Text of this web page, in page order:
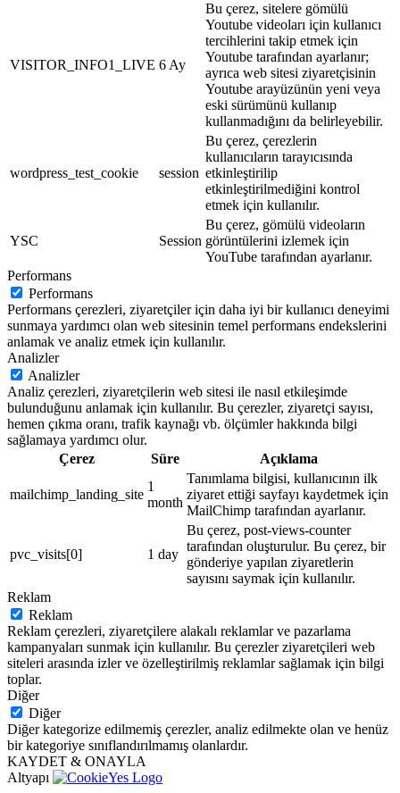
VISITOR_INFO1_LIVE 6 Ay
Bu çerez, sitelere gömülü
Youtube videoları için kullanıcı
tercihlerini takip etmek için
Youtube tarafından ayarlanır;
ayrıca web sitesi ziyaretçisinin
Youtube arayüzünün yeni veya
eski sürümünü kullanıp
kullanmadığını da belirleyebilir.
wordpress_test_cookie session
Bu çerez, çerezlerin
kullanıcıların tarayıcısında
etkinleştirilip
etkinleştirilmediğini kontrol
etmek için kullanılır.
YSC Session
Bu çerez, gömülü videoların
görüntülerini izlemek için
YouTube tarafından ayarlanır.
Performans
Performans
Performans çerezleri, ziyaretçiler için daha iyi bir kullanıcı deneyimi
sunmaya yardımcı olan web sitesinin temel performans endekslerini
anlamak ve analiz etmek için kullanılır.
Analizler
Analizler
Analiz çerezleri, ziyaretçilerin web sitesi ile nasıl etkileşimde
bulunduğunu anlamak için kullanılır. Bu çerezler, ziyaretçi sayısı,
hemen çıkma oranı, trafik kaynağı vb. ölçümler hakkında bilgi
sağlamaya yardımcı olur.
Çerez
Süre Açıklama
mailchimp_landing_site
1
month
Tanımlama bilgisi, kullanıcının ilk
ziyaret ettiği sayfayı kaydetmek için
MailChimp tarafından ayarlanır.
pvc_visits[0] 1 day
Bu çerez, post-views-counter
tarafından oluşturulur. Bu çerez, bir
gönderiye yapılan ziyaretlerin
sayısını saymak için kullanılır.
Reklam
Reklam
Reklam çerezleri, ziyaretçilere alakalı reklamlar ve pazarlama
kampanyaları sunmak için kullanılır. Bu çerezler ziyaretçileri web
siteleri arasında izler ve özelleştirilmiş reklamlar sağlamak için bilgi
toplar.
Diğer
Diğer
Diğer kategorize edilmemiş çerezler, analiz edilmekte olan ve henüz
bir kategoriye sınıflandırılmamış olanlardır.
KAYDET & ONAYLA
Altyapı